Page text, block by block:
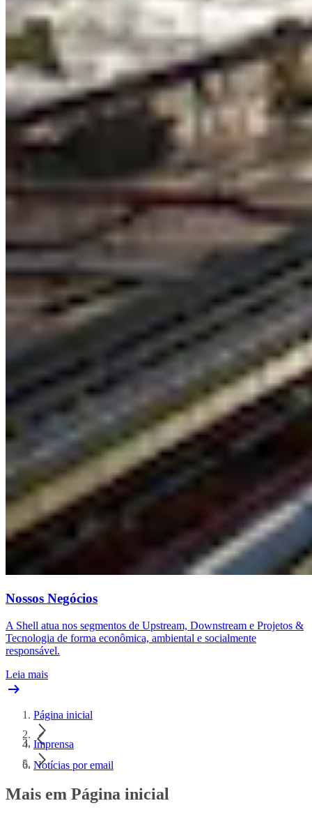
Nossos Negócios
A Shell atua nos segmentos de Upstream, Downstream e Projetos &
Tecnologia de forma econômica, ambiental e socialmente
responsável.
Leia mais
Página inicial
Imprensa
Notícias por email
Mais em Página inicial